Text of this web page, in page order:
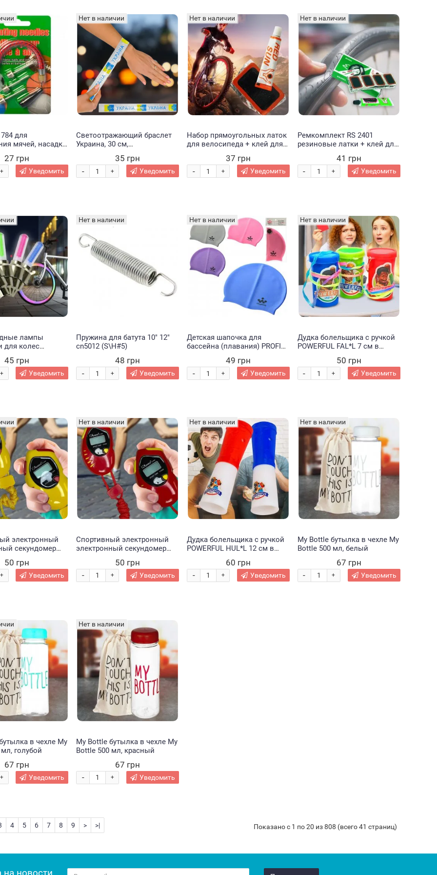
для
мячей, насадка,
27 грн
+ Уведомить
Нет в наличии
Светоотражающий браслет
Украина, 30 см,
35 грн
+
- Уведомить
Нет в наличии
Набор прямоугольных латок
для велосипеда + клей для
и резиновых изделий (2020)
37 грн
+
- Уведомить
Нет в наличии
Ремкомплект RS 2401
резиновые латки + клей для
и резиновых изделий, 24 шт
(2020)
41 грн
+
- Уведомить
лампы
для колес
2 шт
45 грн
+ Уведомить
Нет в наличии
Пружина для батута 10" 12"
cn5012 (S\H#5)
48 грн
+
- Уведомить
Нет в наличии
Детская шапочка для
бассейна (плавания) PROFI
49 грн
+
- Уведомить
Нет в наличии
Дудка болельщика с ручкой
POWERFUL FAL*L 7 см в
50 грн
+
- Уведомить
электронный
секундомер
50 грн
+ Уведомить
Нет в наличии
Спортивный электронный
электронный секундомер
50 грн
+
- Уведомить
Нет в наличии
Дудка болельщика с ручкой
POWERFUL HUL*L 12 см в
60 грн
+
- Уведомить
Нет в наличии
My Bottle бутылка в чехле My
Bottle 500 мл, белый
67 грн
+
- Уведомить
в чехле My
голубой
67 грн
+ Уведомить
Нет в наличии
My Bottle бутылка в чехле My
Bottle 500 мл, красный
67 грн
+
- Уведомить
4 5 6 7 8 9 > >| Показано с 1 по 20 из 808 (всего 41 страниц)
на новости